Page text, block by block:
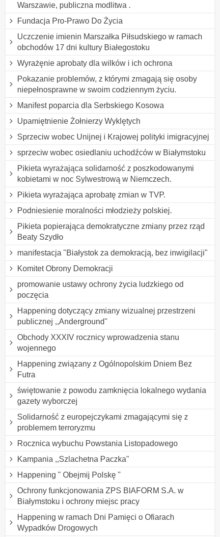
Warszawie, publiczna modlitwa .
Fundacja Pro-Prawo Do Życia
Uczczenie imienin Marszałka Piłsudskiego w ramach
obchodów 17 dni kultury Białegostoku
Wyrażęnie aprobaty dla wilków i ich ochrona
Pokazanie problemów, z którymi zmagają się osoby
niepełnosprawne w swoim codziennym życiu.
Manifest poparcia dla Serbskiego Kosowa
Upamiętnienie Żołnierzy Wyklętych
Sprzeciw wobec Unijnej i Krajowej polityki imigracyjnej
sprzeciw wobec osiedlaniu uchodźców w Białymstoku
Pikieta wyrażająca solidarność z poszkodowanymi
kobietami w noc Sylwestrową w Niemczech.
Pikieta wyrażająca aprobatę zmian w TVP.
Podniesienie moralności młodzieży polskiej.
Pikieta popierająca demokratyczne zmiany przez rząd
Beaty Szydło
manifestacja "Białystok za demokracją, bez inwigilacji"
Komitet Obrony Demokracji
promowanie ustawy ochrony życia ludzkiego od
poczęcia
Happening dotyczący zmiany wizualnej przestrzeni
publicznej ,,Anderground"
Obchody XXXIV rocznicy wprowadzenia stanu
wojennego
Happening związany z Ogólnopolskim Dniem Bez
Futra
świętowanie z powodu zamknięcia lokalnego wydania
gazety wyborczej
Solidarność z europejczykami zmagającymi się z
problemem terroryzmu
Rocznica wybuchu Powstania Listopadowego
Kampania ,,Szlachetna Paczka"
Happening " Obejmij Polskę "
Ochrony funkcjonowania ZPS BIAFORM S.A. w
Białymstoku i ochrony miejsc pracy
Happening w ramach Dni Pamięci o Ofiarach
Wypadków Drogowych